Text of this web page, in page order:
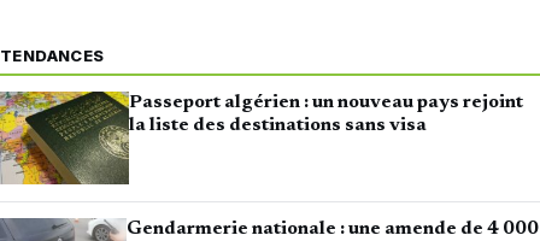
TENDANCES
Passeport algérien : un nouveau pays rejoint
la liste des destinations sans visa
Gendarmerie nationale : une amende de 4 000